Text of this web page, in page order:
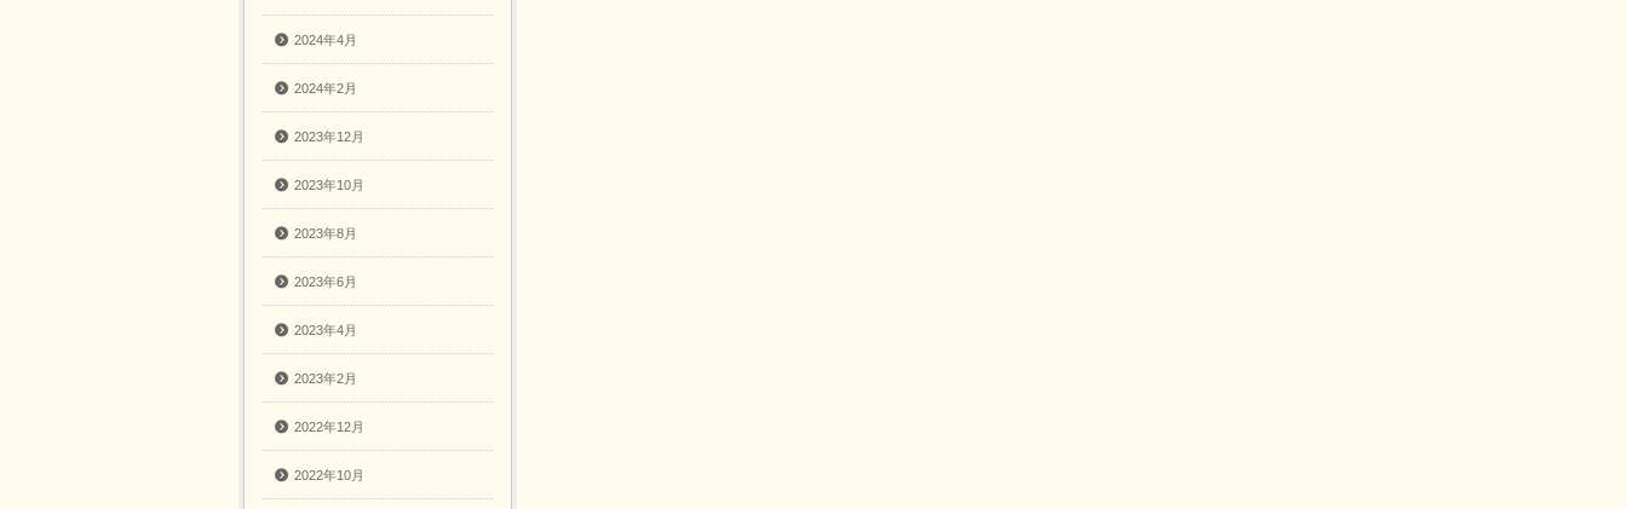
2024年4月
2024年2月
2023年12月
2023年10月
2023年8月
2023年6月
2023年4月
2023年2月
2022年12月
2022年10月